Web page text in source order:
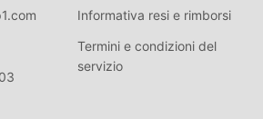
Informativa resi e rimborsi
Termini e condizioni del
servizio